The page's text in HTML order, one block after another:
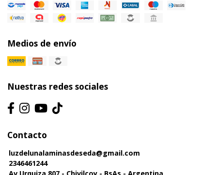
Medios de envío
Nuestras redes sociales
Contacto
luzdelunalaminasdeseda@gmail.com
2346461244